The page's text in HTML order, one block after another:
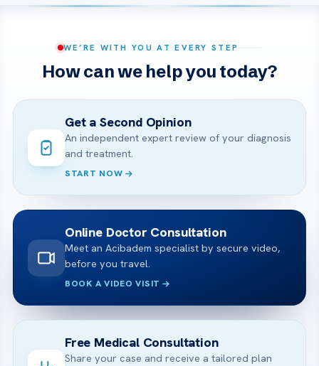
WE’RE WITH YOU AT EVERY STEP
How can we help you today?
Get a Second Opinion
An independent expert review of your diagnosis
and treatment.
START NOW
Online Doctor Consultation
Meet an Acibadem specialist by secure video,
before you travel.
BOOK A VIDEO VISIT
Free Medical Consultation
Share your case and receive a tailored plan